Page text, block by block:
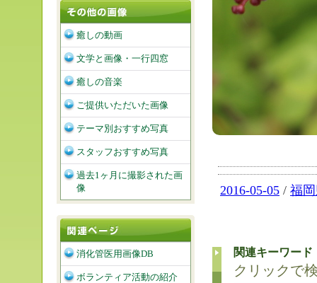
2016-05-05 / 福
関連キーワード
クリックで
癒しの動画
文学と画像・一行四窓
癒しの音楽
ご提供いただいた画像
テーマ別おすすめ写真
スタッフおすすめ写真
過去1ヶ月に撮影された画
像
消化管医用画像DB
ボランティア活動の紹介